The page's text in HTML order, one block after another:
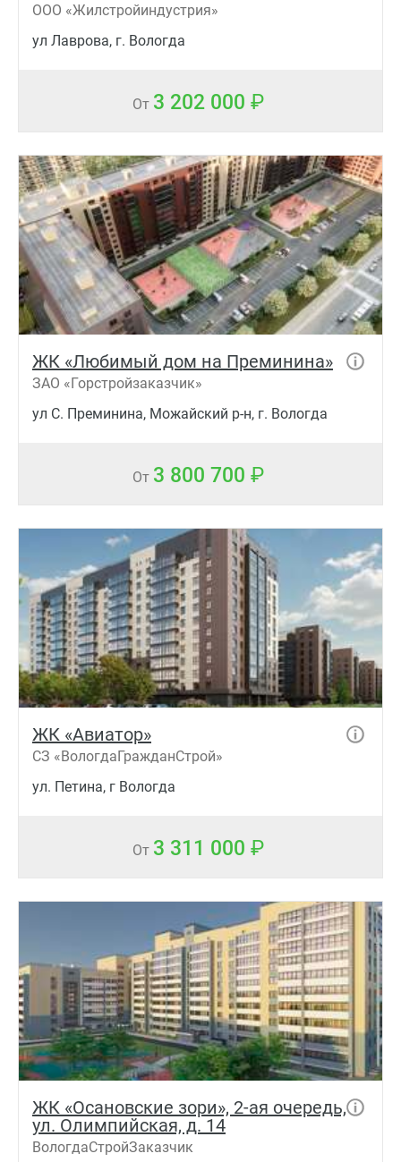
ООО «Жилстройиндустрия»
ул Лаврова, г. Вологда
От 3 202 000
ЖК «Любимый дом на Преминина»
ЗАО «Горстройзаказчик»
ул С. Преминина, Можайский р-н, г. Вологда
От 3 800 700
ЖК «Авиатор»
СЗ «ВологдаГражданСтрой»
ул. Петина, г Вологда
От 3 311 000
ЖК «Осановские зори», 2-ая очередь,
ул. Олимпийская, д. 14
ВологдаСтройЗаказчик